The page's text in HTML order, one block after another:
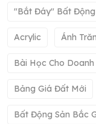
"bắt Đáy" Bất Động
Acrylic Ánh
Bài Học Cho
Bảng Giá Đất Mới
Bất Động Sản Bắc